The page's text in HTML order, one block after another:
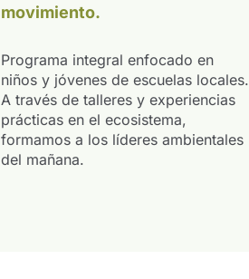
movimiento.
Programa integral enfocado en
niños y jóvenes de escuelas locales.
A través de talleres y experiencias
prácticas en el ecosistema,
formamos a los líderes ambientales
del mañana.